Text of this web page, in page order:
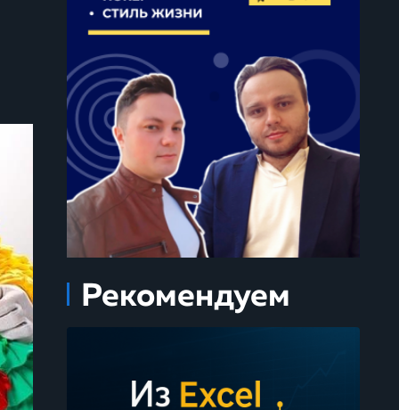
Рекомендуем